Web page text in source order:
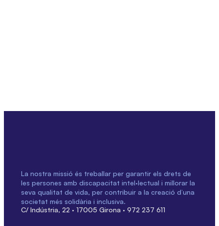
La nostra missió és treballar per garantir els drets de
les persones amb discapacitat intel·lectual i millorar la
seva qualitat de vida, per contribuir a la creació d’una
societat més solidària i inclusiva.
C/ Indústria, 22 · 17005 Girona · 972 237 611